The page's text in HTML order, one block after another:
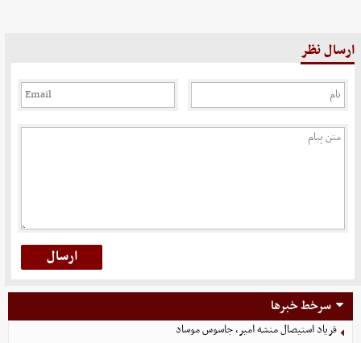
ارسال نظر
سرخط خبرها
فریاد استیصال منشه امیر، جاسوس موساد